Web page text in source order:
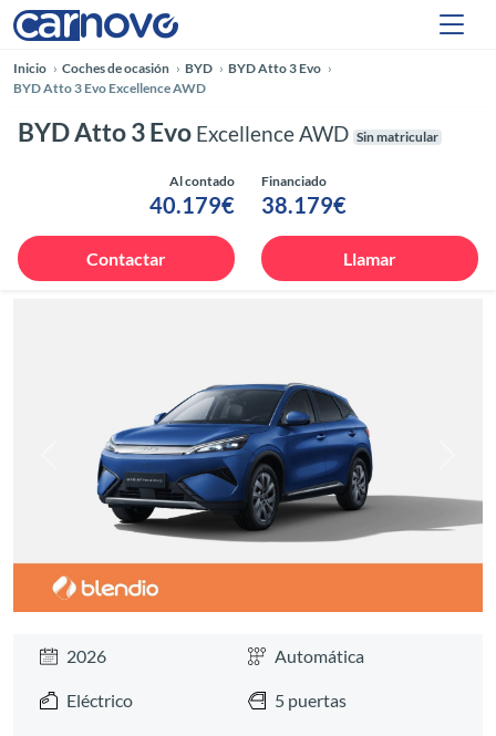
Inicio Coches de ocasión BYD
BYD Atto 3 Evo
BYD Atto 3 Evo Excellence AWD
BYD Atto 3 Evo Excellence AWD Sin matricular
Al contado
40.179€
Financiado
38.179€
Contactar Llamar
Anterior
2026 Automática
Eléctrico 5 puertas